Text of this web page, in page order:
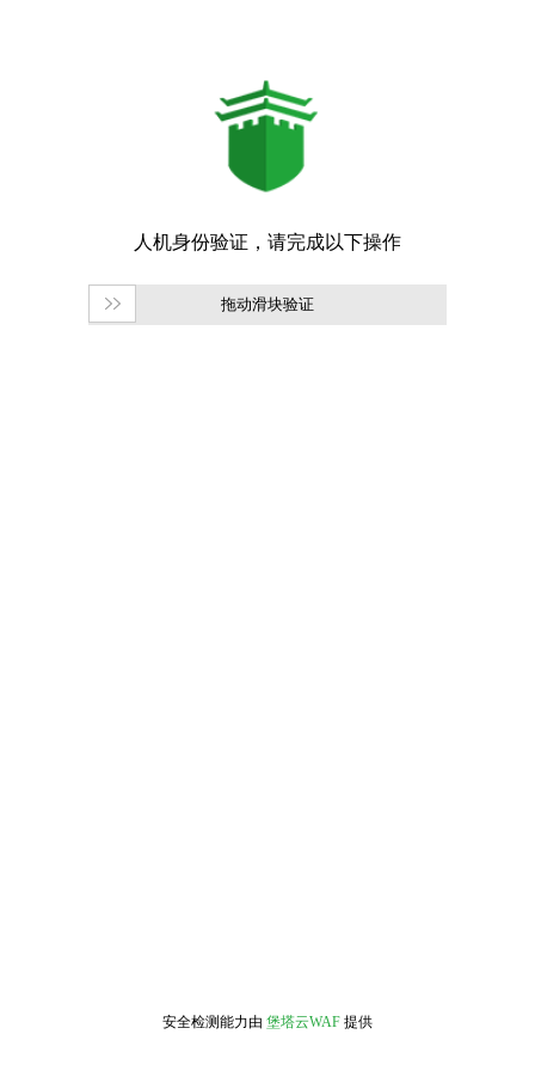
拖动滑块验证
安全检测能力由 堡塔云WAF 提供